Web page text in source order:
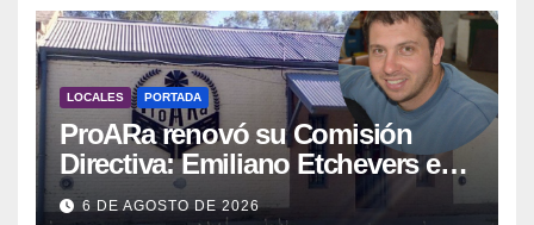
LOCALES PORTADA
ProARa renovó su Comisión
Directiva: Emiliano Etchevers es
el nuevo Presidente de la entidad
6 DE AGOSTO DE 2026